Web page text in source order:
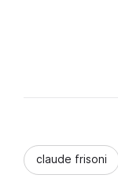
claude frisoni